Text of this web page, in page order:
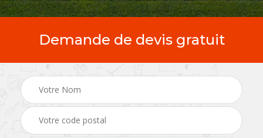
Demande de devis gratuit